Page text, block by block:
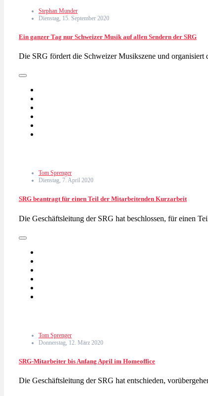
Stephan Munder
Dienstag, 15. September 2020
Ein ganzer Tag nur Schweizer Musik auf allen Sendern der SRG
Die SRG fördert die Schweizer Musikszene und
Tom Sprenger
Dienstag, 7. April 2020
SRG beantragt für einen Teil der Mitarbeitenden Kurzarbeit
Die Geschäftsleitung der SRG hat beschlossen, für einen
Tom Sprenger
Donnerstag, 12. März 2020
SRG-Mitarbeiter bis Anfang April im Homeoffice
Die Geschäftsleitung der SRG hat entschieden,